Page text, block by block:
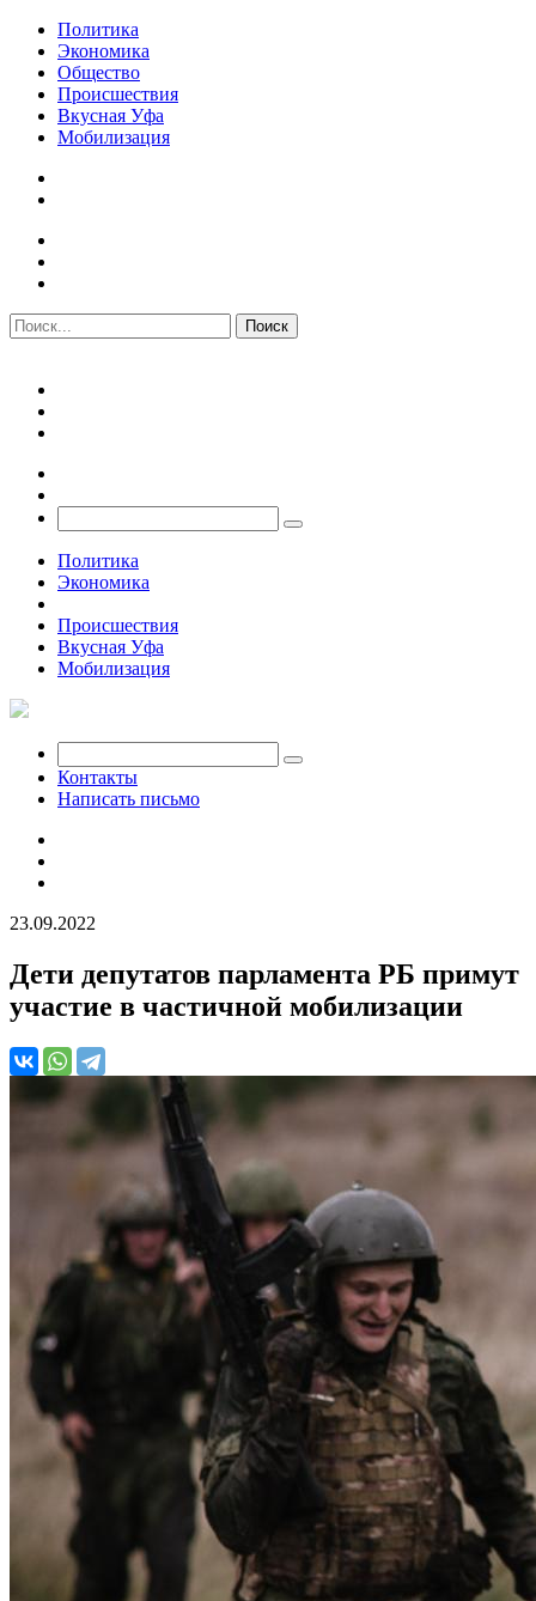
Политика
Экономика
Общество
Происшествия
Вкусная Уфа
Мобилизация
Политика
Экономика
Происшествия
Вкусная Уфа
Мобилизация
Контакты
Написать письмо
23.09.2022
Дети депутатов парламента РБ примут
участие в частичной мобилизации